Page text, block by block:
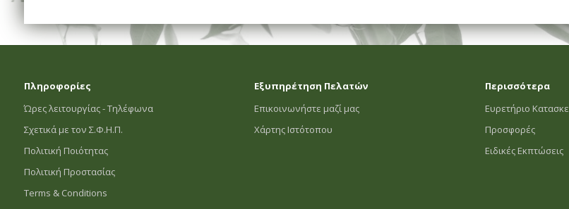
Πληροφορίες
Ώρες λειτουργίας - Τηλέφωνα
Σχετικά με τον Σ.Φ.Η.Π.
Πολιτική Ποιότητας
Πολιτική Προστασίας
Terms & Conditions
Εξυπηρέτηση Πελατών
Επικοινωνήστε μαζί μας
Χάρτης Ιστότοπου
Περισσότερα
Ευρετήριο
Προσφορές
Ειδικές Εκπτώσεις